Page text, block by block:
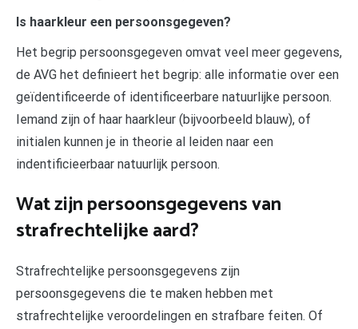
Is haarkleur een persoonsgegeven?
Het begrip persoonsgegeven omvat veel meer gegevens,
de AVG het definieert het begrip: alle informatie over een
geïdentificeerde of identificeerbare natuurlijke persoon.
Iemand zijn of haar haarkleur (bijvoorbeeld blauw), of
initialen kunnen je in theorie al leiden naar een
indentificieerbaar natuurlijk persoon.
Wat zijn persoonsgegevens van
strafrechtelijke aard?
Strafrechtelijke persoonsgegevens zijn
persoonsgegevens die te maken hebben met
strafrechtelijke veroordelingen en strafbare feiten. Of